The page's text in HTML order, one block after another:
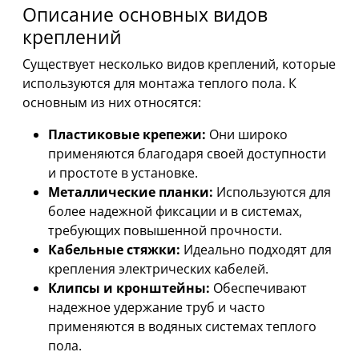
Описание основных видов
креплений
Существует несколько видов креплений, которые
используются для монтажа теплого пола. К
основным из них относятся:
Пластиковые крепежи: Они широко
применяются благодаря своей доступности
и простоте в установке.
Металлические планки: Используются для
более надежной фиксации и в системах,
требующих повышенной прочности.
Кабельные стяжки: Идеально подходят для
крепления электрических кабелей.
Клипсы и кронштейны: Обеспечивают
надежное удержание труб и часто
применяются в водяных системах теплого
пола.